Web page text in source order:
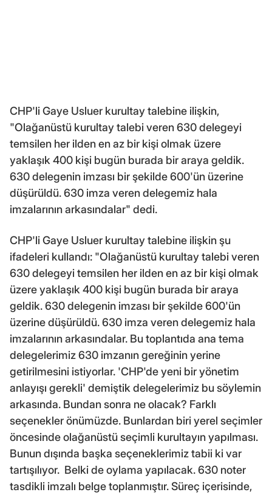
CHP'li Gaye Usluer kurultay talebine ilişkin,
"Olağanüstü kurultay talebi veren 630 delegeyi
temsilen her ilden en az bir kişi olmak üzere
yaklaşık 400 kişi bugün burada bir araya geldik.
630 delegenin imzası bir şekilde 600'ün üzerine
düşürüldü. 630 imza veren delegemiz hala
imzalarının arkasındalar" dedi.
CHP'li Gaye Usluer kurultay talebine ilişkin şu
ifadeleri kullandı: "Olağanüstü kurultay talebi veren
630 delegeyi temsilen her ilden en az bir kişi olmak
üzere yaklaşık 400 kişi bugün burada bir araya
geldik. 630 delegenin imzası bir şekilde 600'ün
üzerine düşürüldü. 630 imza veren delegemiz hala
imzalarının arkasındalar. Bu toplantıda ana tema
delegelerimiz 630 imzanın gereğinin yerine
getirilmesini istiyorlar. 'CHP'de yeni bir yönetim
anlayışı gerekli' demiştik delegelerimiz bu söylemin
arkasında. Bundan sonra ne olacak? Farklı
seçenekler önümüzde. Bunlardan biri yerel seçimler
öncesinde olağanüstü seçimli kurultayın yapılması.
Bunun dışında başka seçeneklerimiz tabii ki var
tartışılıyor. Belki de oylama yapılacak. 630 noter
tasdikli imzalı belge toplanmıştır. Süreç içerisinde,